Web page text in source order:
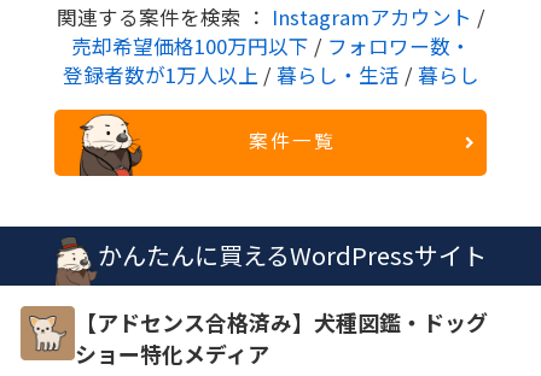
関連する案件を検索 ： Instagramアカウント /
売却希望価格100万円以下 / フォロワー数・
登録者数が1万人以上 / 暮らし・生活 / 暮らし
案件一覧
かんたんに買えるWordPressサイト
【アドセンス合格済み】犬種図鑑・ドッグ
ショー特化メディア